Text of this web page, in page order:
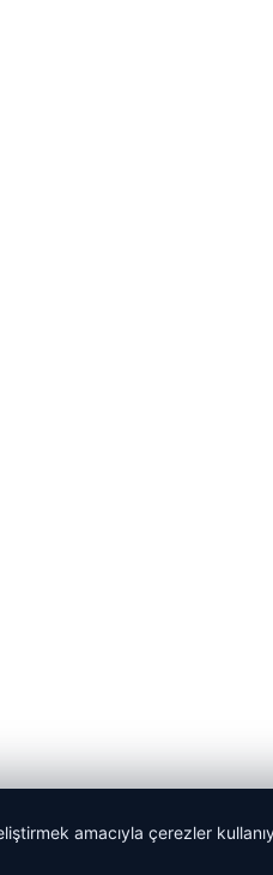
amacıyla çerezler